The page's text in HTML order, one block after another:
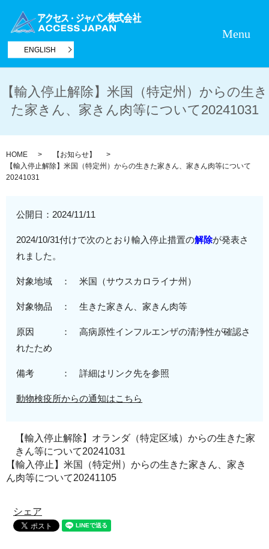
ENGLISH
Menu
【輸入停止解除】米国（特定州）からの生き
た家きん、家きん肉等について20241031
HOME
【お知らせ】
【輸入停止解除】米国（特定州）からの生きた家きん、家きん肉等について
20241031
公開日： 2024/11/11
2024/10/31付けで次のとおり輸入停止措置の解除が発表さ
れました。
対象地域 ：米国（サウスカロライナ州 ）
対象物品 ：生きた家きん、家きん肉等
原因 ：高病原性インフルエンザの清浄性が確認さ
れたため
備考 ： 詳細はリンク先を参照
動物検疫所からの通知はこちら
【輸入停止解除】オランダ（特定区域）からの生きた家
きん等について20241031
【輸入停止】米国（特定州）からの生きた家きん、家き
ん肉等について20241105
シェア